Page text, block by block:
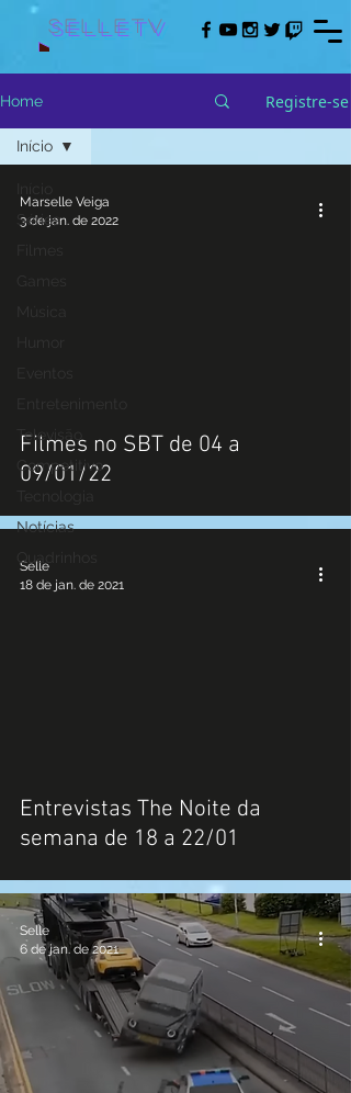
Selletv
Home Registre-se
Séries
Televisão
Competitivo
Notícias
Quadrinhos
Início
Filmes no SBT de 04 a
09/01/22
Marselle Veiga
3 de jan. de 2022
Entrevistas The Noite da
semana de 18 a 22/01
Selle
18 de jan. de 2021
Selle
6 de jan. de 2021